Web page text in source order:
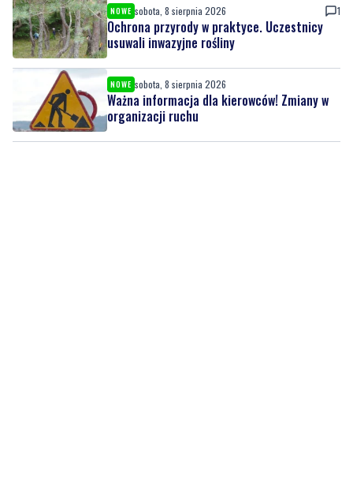
NOWE sobota, 8 sierpnia 2026 1
Ochrona przyrody w praktyce. Uczestnicy
usuwali inwazyjne rośliny
NOWE sobota, 8 sierpnia 2026
Ważna informacja dla kierowców! Zmiany w
organizacji ruchu